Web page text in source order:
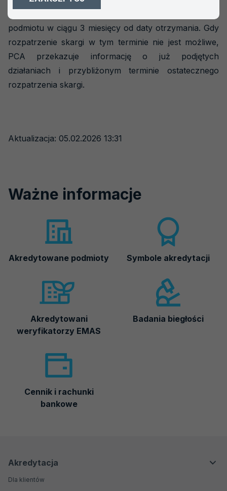
a skargi dotyczące działalności akredytowanego
podmiotu w ciągu 3 miesięcy od daty otrzymania. Gdy
rozpatrzenie skargi w tym terminie nie jest możliwe,
PCA przekazuje informację o już podjętych
działaniach i przybliżonym terminie ostatecznego
rozpatrzenia skargi.
Aktualizacja: 05.02.2026 13:31
Ważne informacje
Akredytowane podmioty Symbole akredytacji
Akredytowani
weryfikatorzy EMAS
Badania biegłości
Cennik i rachunki
bankowe
Menu
nawigacyjne
Menu
Główne
Akredytacja
Dla klientów